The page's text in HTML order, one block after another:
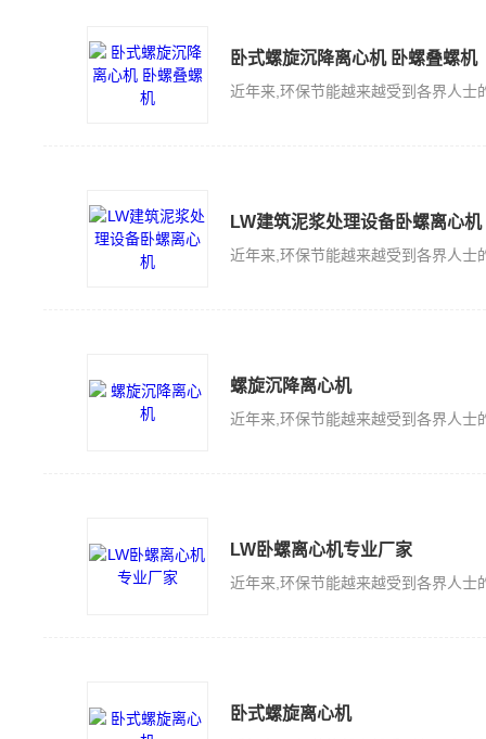
卧式螺旋沉降离心机 卧螺叠螺机
LW建筑泥浆处理设备卧螺离心机
螺旋沉降离心机
LW卧螺离心机专业厂家
卧式螺旋离心机